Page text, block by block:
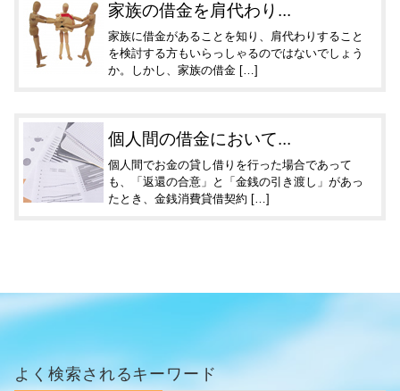
家族の借金を肩代わり...
家族に借金があることを知り、肩代わりすること
を検討する方もいらっしゃるのではないでしょう
か。しかし、家族の借金 […]
個人間の借金において...
個人間でお金の貸し借りを行った場合であって
も、「返還の合意」と「金銭の引き渡し」があっ
たとき、金銭消費貸借契約 […]
よく検索されるキーワード